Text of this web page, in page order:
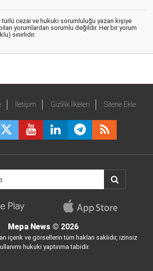
türlü cezai ve hukuki sorumluluğu yazan kişiye
yorumlardan sorumlu değildir. Her bir yorum
sınırlıdır.
İletişim Gizlilik İlkeleri Sitene Ekle
Mepa News © 2026
içerik ve görsellerin tüm hakları saklıdır, izinsiz
hukuki yaptırıma tabidir.